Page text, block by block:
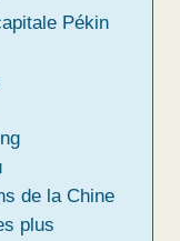
Pékin
de la Chine
plus